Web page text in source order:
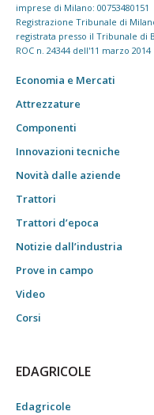
imprese di Milano: 00753480151
Registrazione Tribunale di
registrata presso il Tribunale di
ROC n. 24344 dell'11 marzo 2014
Economia e Mercati
Attrezzature
Componenti
Innovazioni tecniche
Novità dalle aziende
Trattori
Trattori d’epoca
Notizie dall’industria
Prove in campo
Video
Corsi
EDAGRICOLE
Edagricole